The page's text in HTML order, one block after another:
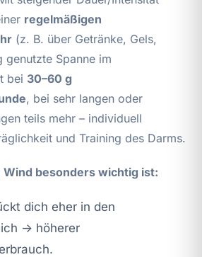
regelmäßigen
(z. B. über Getränke, Gels,
genutzte Spanne im
bei 30–60 g
, bei sehr langen oder
teils mehr – individuell
und Training des Darms.
Wind besonders wichtig ist:
dich eher in den
→ höherer